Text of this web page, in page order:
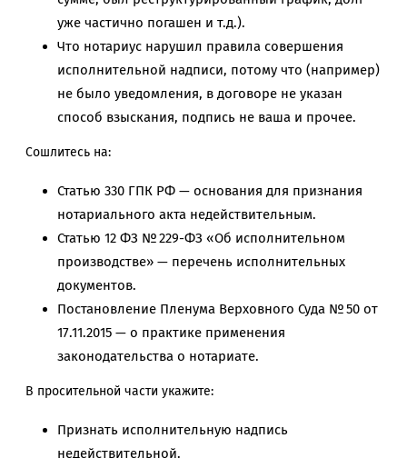
уже частично погашен и т.д.).
Что нотариус нарушил правила совершения
исполнительной надписи, потому что (например)
не было уведомления, в договоре не указан
способ взыскания, подпись не ваша и прочее.
Сошлитесь на:
Статью 330 ГПК РФ — основания для признания
нотариального акта недействительным.
Статью 12 ФЗ № 229-ФЗ «Об исполнительном
производстве» — перечень исполнительных
документов.
Постановление Пленума Верховного Суда № 50 от
17.11.2015 — о практике применения
законодательства о нотариате.
В просительной части укажите:
Признать исполнительную надпись
недействительной.